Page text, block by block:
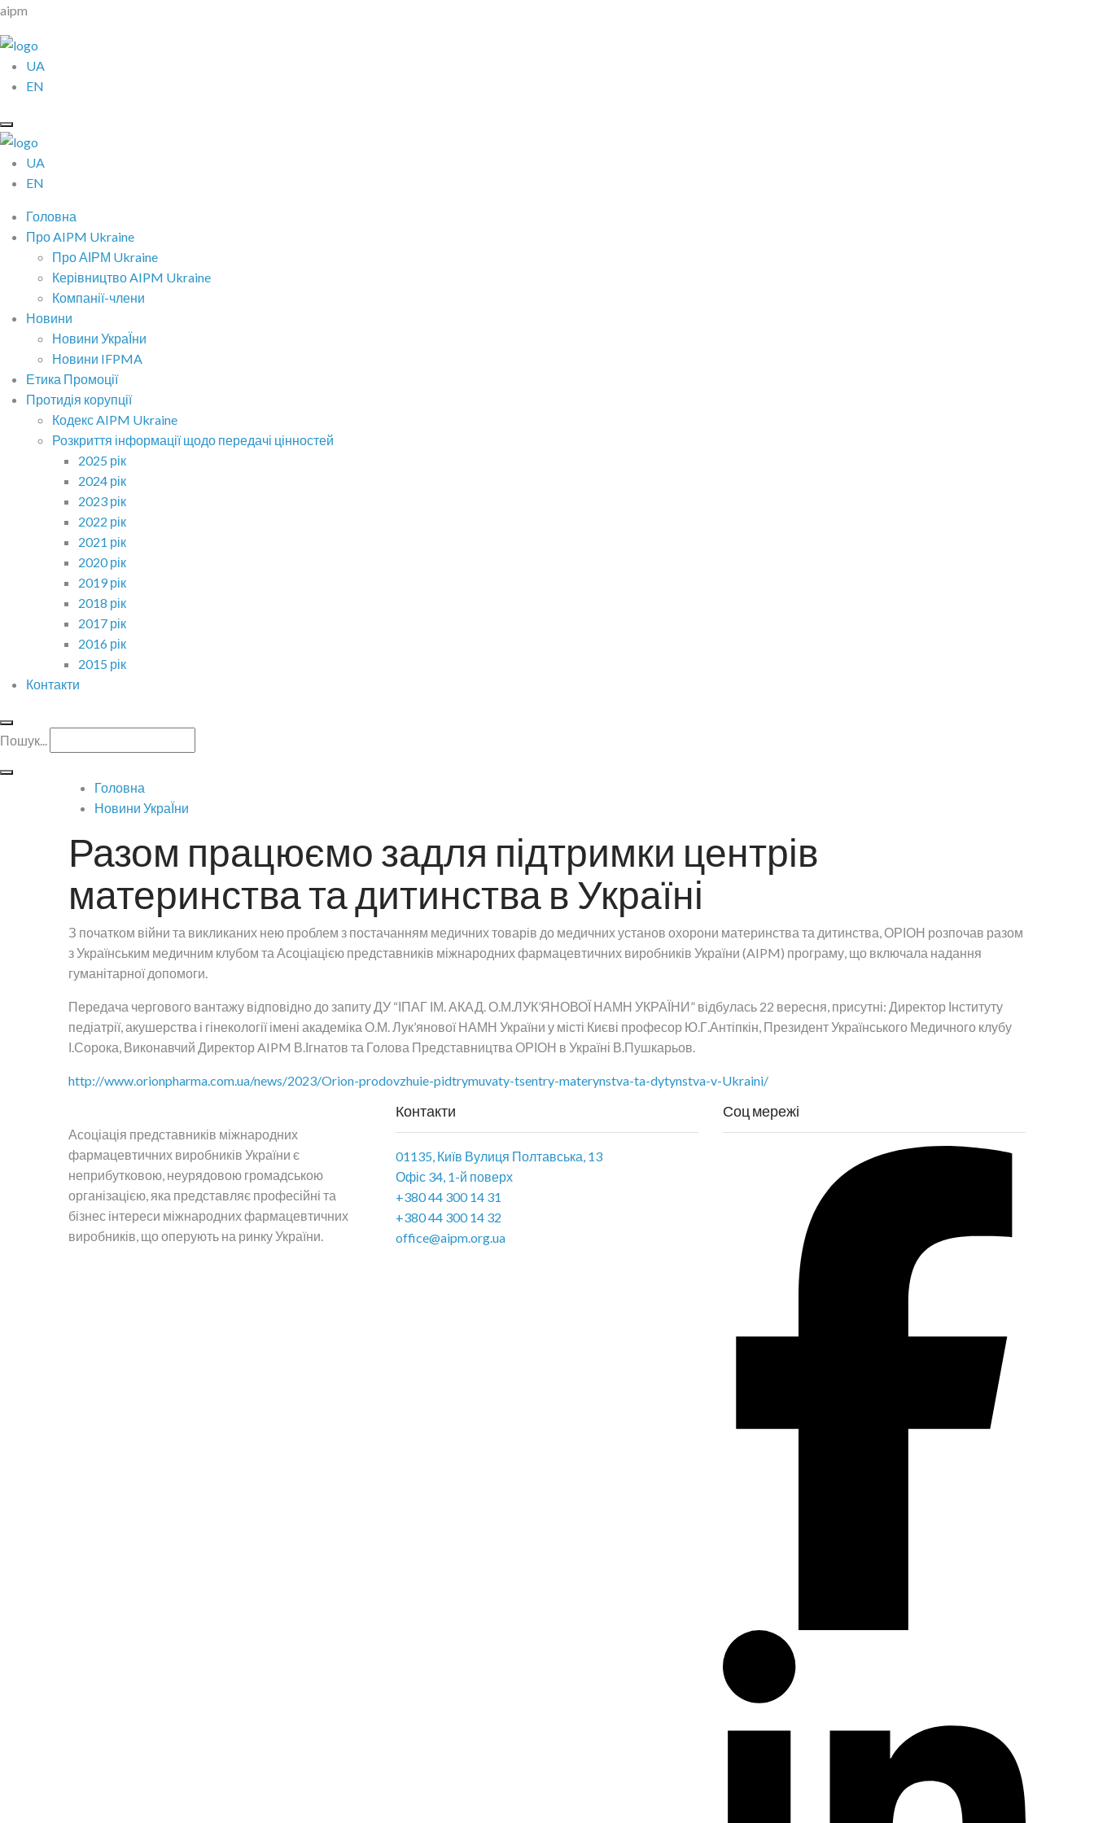
aipm
UA
EN
UA
EN
Головна
Про AIPM Ukraine
Про АІРМ Ukraine
Керівництво AIPM Ukraine
Компанії-члени
Новини
Новини УкраЇни
Новини IFPMA
Етика Промоції
Протидія корупції
Кодекс AIPM Ukraine
Розкриття інформації щодо передачі цінностей
2025 рік
2024 рік
2023 рік
2022 рік
2021 рік
2020 рік
2019 рік
2018 рік
2017 рік
2016 рік
2015 рік
Контакти
Пошук...
Головна
Новини УкраЇни
Разом працюємо задля підтримки центрів
материнства та дитинства в Україні
З початком війни та викликаних нею проблем з постачанням медичних товарів до медичних установ охорони материнства та дитинства, ОРІОН розпочав разом
з Українським медичним клубом та Асоціацією представників міжнародних фармацевтичних виробників України (AIPM) програму, що включала надання
гуманітарної допомоги.
Передача чергового вантажу відповідно до запиту ДУ “ІПАГ ІМ. АКАД. О.М.ЛУК’ЯНОВОЇ НАМН УКРАЇНИ” відбулась 22 вересня, присутні: Директор Інституту
педіатрії, акушерства і гінекології імені академіка О.М. Лук’янової НАМН України у місті Києві професор Ю.Г.Антіпкін, Президент Українського Медичного клубу
І.Сорока, Виконавчий Директор AIPM В.Ігнатов та Голова Представництва ОРІОН в Україні В.Пушкарьов.
http://www.orionpharma.com.ua/news/2023/Orion-prodovzhuie-pidtrymuvaty-tsentry-materynstva-ta-dytynstva-v-Ukraini/
Асоціація представників міжнародних
фармацевтичних виробників України є
неприбутковою, неурядовою громадською
організацією, яка представляє професійні та
бізнес інтереси міжнародних фармацевтичних
виробників, що оперують на ринку України.
Контакти
01135, Київ Вулиця Полтавська, 13
Офіс 34, 1-й поверх
+380 44 300 14 31
+380 44 300 14 32
office@aipm.org.ua
Соц мережі